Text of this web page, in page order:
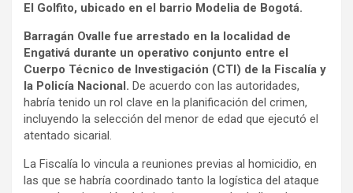
El Golfito, ubicado en el barrio Modelia de Bogotá.
Barragán Ovalle fue arrestado en la localidad de
Engativá durante un operativo conjunto entre el
Cuerpo Técnico de Investigación (CTI) de la Fiscalía y
la Policía Nacional. De acuerdo con las autoridades,
habría tenido un rol clave en la planificación del crimen,
incluyendo la selección del menor de edad que ejecutó el
atentado sicarial.
La Fiscalía lo vincula a reuniones previas al homicidio, en
las que se habría coordinado tanto la logística del ataque